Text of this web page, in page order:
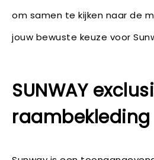
om samen te kijken naar de
jouw bewuste keuze voor
SUNWAY
raambekleding